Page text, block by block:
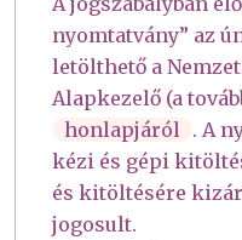
nyomtatvány” az
letölthető a
Alapkezelő (a
honlapjáról
. A
kézi és gépi
és kitöltésére
jogosult.